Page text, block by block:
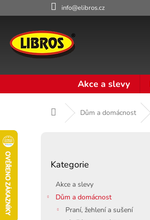
na
info@elibros.cz
Akce a slevy
Domů Dům a domácnost
kategorie
Kategorie
Akce a slevy
Dům a domácnost
Praní, žehlení a sušení